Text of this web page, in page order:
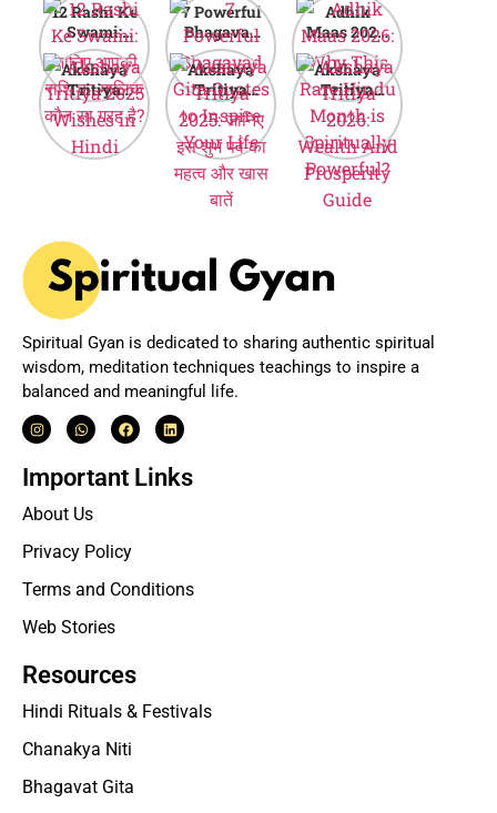
12 Rashi Ke
Swami:
जानिए आपकी
राशि का मालिक
कौन सा ग्रह है?
7 Powerful
Bhagavad
Gita Quotes
to Inspire
Your Life
Adhik
Maas 2026:
Why This
Rare Hindu
Month is
Spiritually
Powerful?
Akshaya
Tritiya
2025
Wishes in
Hindi
Akshaya
Tritiya
2025: जानिए
इस शुभ पर्व का
महत्व और खास
बातें
Akshaya
Tritiya
2026:
Wealth And
Prosperity
Guide
Spiritual Gyan is dedicated to sharing authentic spiritual
wisdom, meditation techniques teachings to inspire a
balanced and meaningful life.
Important Links
About Us
Privacy Policy
Terms and Conditions
Web Stories
Resources
Hindi Rituals & Festivals
Chanakya Niti
Bhagavat Gita